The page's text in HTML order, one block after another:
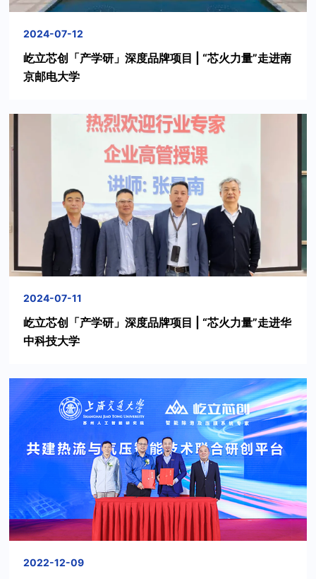
2024-07-12
屹立芯创「产学研」深度品牌项目 | “芯火力量”走进南
京邮电大学
2024-07-11
屹立芯创「产学研」深度品牌项目 | “芯火力量”走进华
中科技大学
2022-12-09